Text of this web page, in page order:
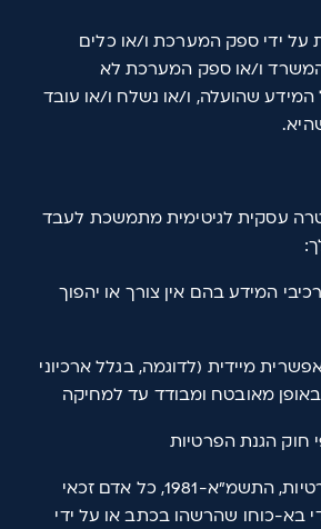
ידי ספק המערכת ו/או כלים
ו/או ספק המערכת לא
שהועלה, ו/או נשלח ו/או עובד
עסקית לגיטימית מתמשכת לעבד
המידע בהם אין צורך או יהפוך
מיידית (לדוגמה, בגלל ארכיוני
באופן מאובטח ומבודד עד למחיקה
חוק הגנת הפרטיות
על-פי חוק הגנת הפרטיות, התשמ"א-1981, כל אדם זכאי
בא-כוחו שהרשהו בכתב או על ידי